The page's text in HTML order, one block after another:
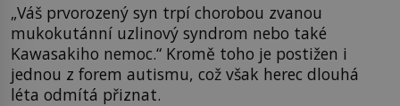
„Váš prvorozený syn trpí chorobou zvanou
mukokutánní uzlinový syndrom nebo také
Kawasakiho nemoc.“ Kromě toho je postižen i
jednou z forem autismu, což však herec dlouhá
léta odmítá přiznat.